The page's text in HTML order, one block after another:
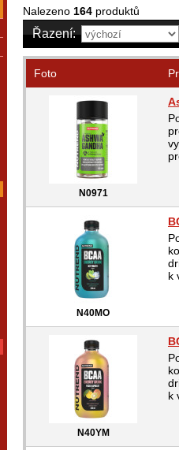
Nalezeno 164 produktů
Řazení:
Foto
N0971
N40MO
k
N40YM
k